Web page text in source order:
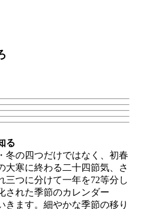
る
冬の四つだけではなく、初春
大寒に終わる二十四節気、さ
三つに分けて一年を72等分し
された季節のカレンダー
きます。細やかな季節の移り